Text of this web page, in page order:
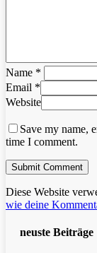
Name *
Email *
Website
Save my name,
time I comment.
Diese Website
wie deine
neuste Beiträge